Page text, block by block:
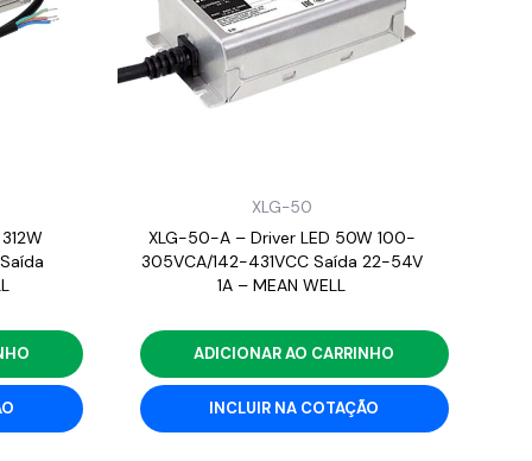
XLG-50
XLG-50-A – Driver LED 50W 100-
305VCA/142-431VCC Saída 22-54V
1A – MEAN WELL
ADICIONAR AO CARRINHO
INCLUIR NA COTAÇÃO